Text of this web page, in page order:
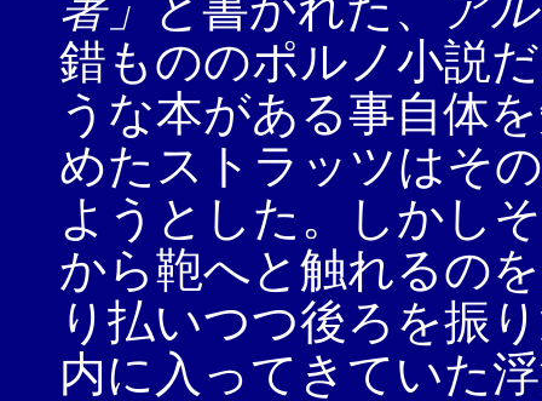
錯もののポルノ小説
うな本がある事自体
めたストラッツはそ
ようとした。しかし
から鞄へと触れるの
り払いつつ後ろを振
内に入ってきていた